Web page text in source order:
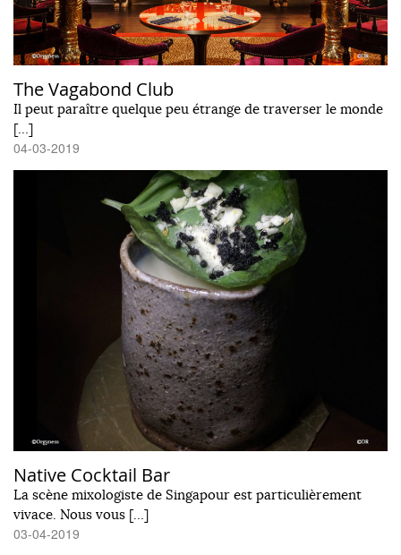
The Vagabond Club
Il peut paraître quelque peu étrange de traverser le monde
[…]
04-03-2019
Native Cocktail Bar
La scène mixologiste de Singapour est particulièrement
vivace. Nous vous […]
03-04-2019